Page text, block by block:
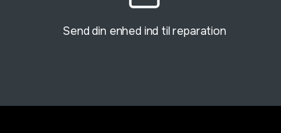
Send din enhed ind til reparation